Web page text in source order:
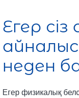
Егер
неден
Егер физикалық